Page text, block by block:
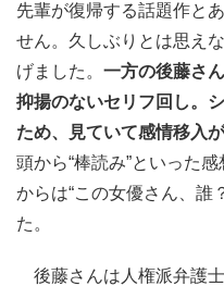
先輩が復帰する話題作と
せん。久しぶりとは思え
げました。 一方の後藤さ
抑揚のないセリフ回し。
ため、見ていて感情移入
頭から“棒読み”といった
からは“この女優さん、誰
た。
後藤さんは人権派弁護